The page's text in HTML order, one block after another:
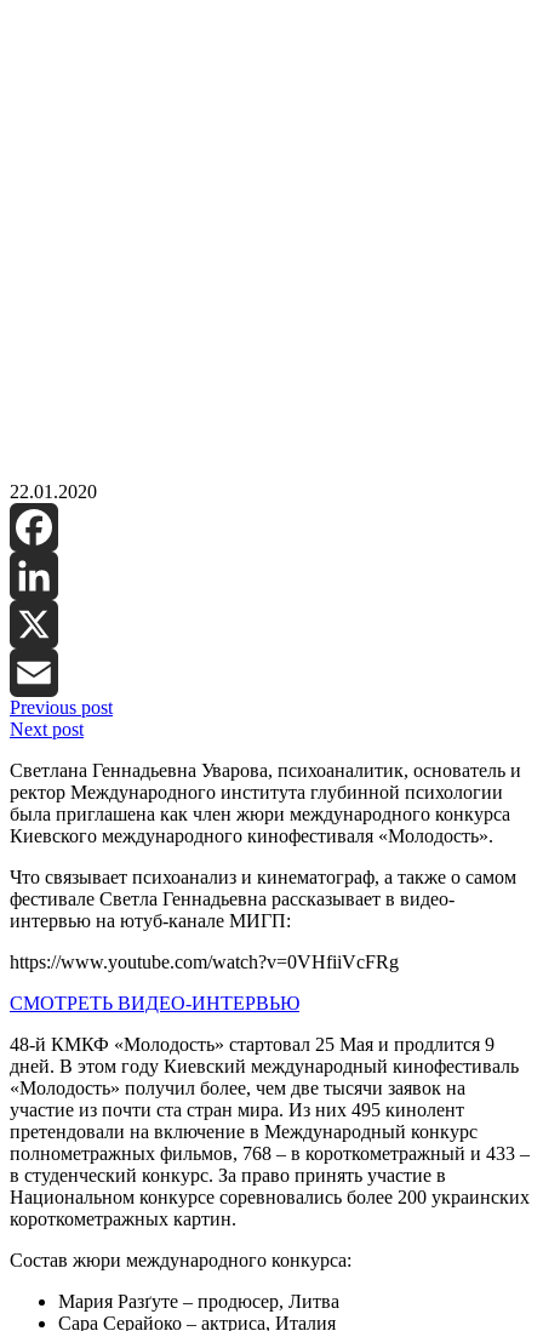
22.01.2020
Facebook
LinkedIn
X
Email
Previous post
Next post
Светлана Геннадьевна Уварова, психоаналитик, основатель и
ректор Международного института глубинной психологии
была приглашена как член жюри международного конкурса
Киевского международного кинофестиваля «Молодость».
Что связывает психоанализ и кинематограф, а также о самом
фестивале Светла Геннадьевна рассказывает в видео-
интервью на ютуб-канале МИГП:
https://www.youtube.com/watch?v=0VHfiiVcFRg
CМОТРЕТЬ ВИДЕО-ИНТЕРВЬЮ
48-й КМКФ «Молодость» стартовал 25 Мая и продлится 9
дней. В этом году Киевский международный кинофестиваль
«Молодость» получил более, чем две тысячи заявок на
участие из почти ста стран мира. Из них 495 кинолент
претендовали на включение в Международный конкурс
полнометражных фильмов, 768 – в короткометражный и 433 –
в студенческий конкурс. За право принять участие в
Национальном конкурсе соревновались более 200 украинских
короткометражных картин.
Состав жюри международного конкурса:
Мария Разґуте – продюсер, Литва
Сара Серайоко – актриса, Италия